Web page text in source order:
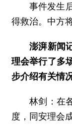
事件发生
得救治。中方
澎湃新闻
理会举行了多
步介绍有关情
林剑：在
度，同安理会